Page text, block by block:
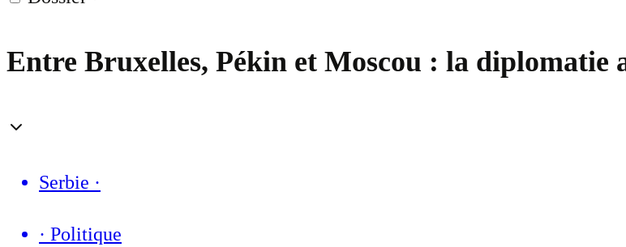
Entre Bruxelles, Pékin et Moscou : la diplomatie
Serbie ·
· Politique